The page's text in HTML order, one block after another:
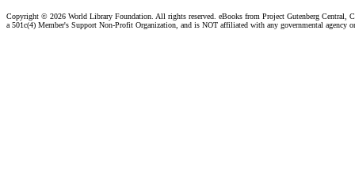
Copyright © 2026 World Library Foundation. All rights reserved. eBooks from Project Gutenberg Central,
a 501c(4) Member's Support Non-Profit Organization, and is NOT affiliated with any governmental agency